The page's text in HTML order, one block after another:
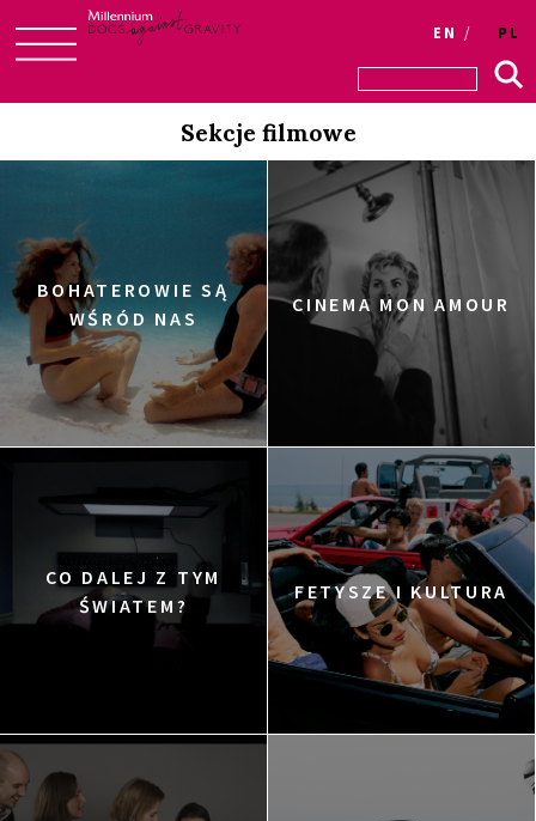
to
EN PL
Sekcje filmowe
BOHATEROWIE SĄ
WŚRÓD NAS
CINEMA MON AMOUR
CO DALEJ Z TYM
ŚWIATEM?
FETYSZE I KULTURA